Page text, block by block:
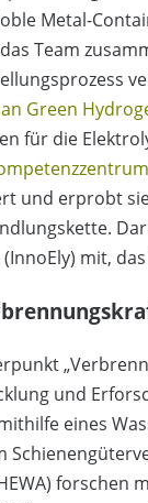
Metal-
Team
Green
für die
und erprobt
(InnoEly) mit,
und
eines